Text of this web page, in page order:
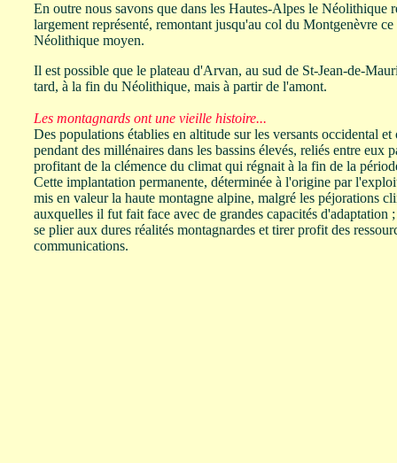
En outre nous savons que dans les Hautes-Alpes le Néolithique
largement représenté, remontant jusqu'au col du Montgenèvre
Néolithique moyen.
Il est possible que le plateau d'Arvan, au sud de St-Jean-de-
tard, à la fin du Néolithique, mais à partir de l'amont.
Les montagnards ont une vieille histoire...
Des populations établies en altitude sur les versants occidental
pendant des millénaires dans les bassins élevés, reliés entre eux
profitant de la clémence du climat qui régnait à la fin de la
Cette implantation permanente, déterminée à l'origine par
mis en valeur la haute montagne alpine, malgré les péjorations
auxquelles il fut fait face avec de grandes capacités d'adaptation
se plier aux dures réalités montagnardes et tirer profit des
communications.